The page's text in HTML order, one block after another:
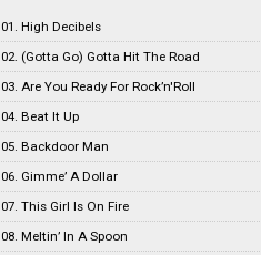
01. High Decibels
02. (Gotta Go) Gotta Hit The Road
03. Are You Ready For Rock’n'Roll
04. Beat It Up
05. Backdoor Man
06. Gimme’ A Dollar
07. This Girl Is On Fire
08. Meltin’ In A Spoon